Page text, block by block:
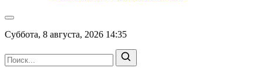
Суббота, 8 августа, 2026 14:35